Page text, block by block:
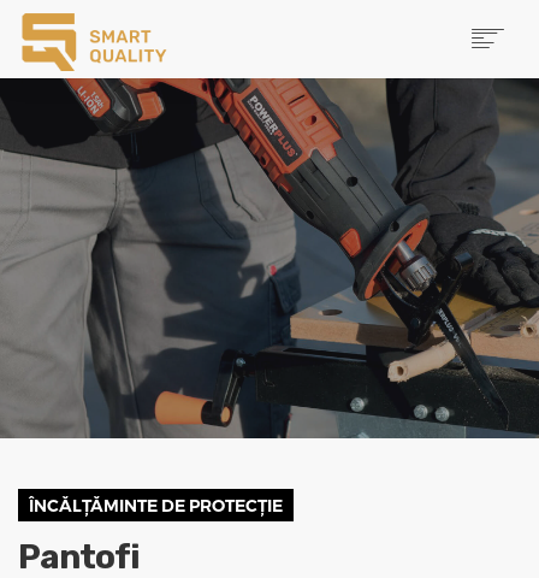
PRODUSE
NOUTĂȚI
MAI MULTE
ÎNCĂLȚĂMINTE DE PROTECȚIE
Pantofi